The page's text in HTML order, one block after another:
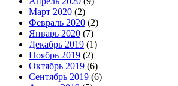
Март 2020 (2)
Февраль 2020 (2)
Январь 2020 (7)
Декабрь 2019 (1)
Ноябрь 2019 (2)
Октябрь 2019 (6)
Сентябрь 2019 (6)